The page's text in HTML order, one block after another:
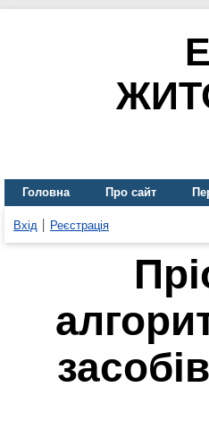
Головна Про сайт
Вхід Реєстрація